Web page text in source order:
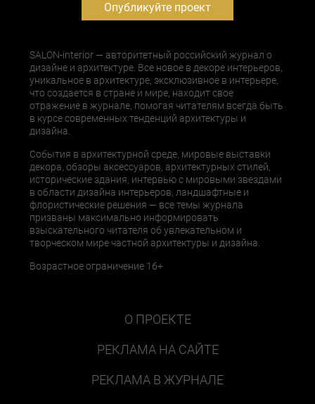
Опубликуйте проект
SALON-interior — авторитетный российский журнал о
дизайне и архитектуре. Все новое в декоре интерьеров,
уникальное в архитектуре, эксклюзивное в интерьере,
что создается в стране и мире, находит свое
отражение в журнале, помогая читателям всегда быть
в курсе современных тенденций архитектуры и
дизайна.
События в архитектурной среде, мировые выставки
декора, обзоры аксессуаров, архитектурных стилей,
исторические здания, интервью с мировыми звездами
в области дизайна интерьеров, ландшафтные и
флористические решения — все темы журнала
призваны максимально информировать
взыскательного читателя об увлекательном и
творческом мире частной архитектуры и дизайна.
Возрастное ограничение 16+
О ПРОЕКТЕ
РЕКЛАМА НА САЙТЕ
РЕКЛАМА В ЖУРНАЛЕ